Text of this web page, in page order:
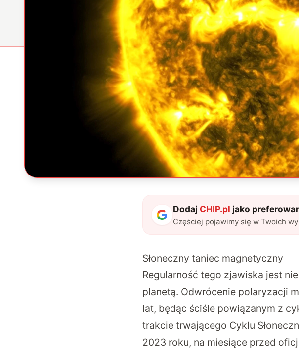
Dodaj CHIP.pl jako
Częściej pojawimy się w Twoich
Słoneczny taniec magnetyczny
Regularność tego zjawiska jest
planetą. Odwrócenie polaryzacji
lat, będąc ściśle powiązanym z
trakcie trwającego Cyklu
2023 roku, na miesiące przed